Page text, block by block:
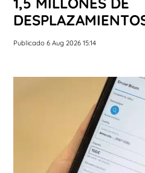
Publicado 6 Aug 2026 15:14